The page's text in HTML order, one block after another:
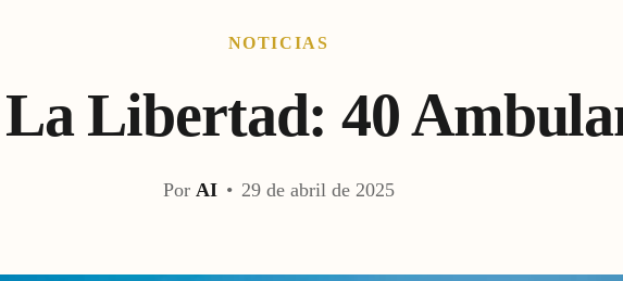
NOTICIAS
Libertad: 40
Por AI • 29 de abril de 2025